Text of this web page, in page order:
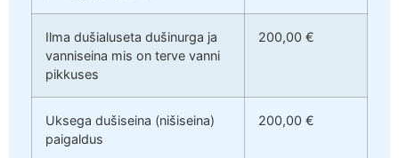
Ilma dušialuseta dušinurga ja
vanniseina mis on terve vanni
pikkuses
200,00 €
Uksega dušiseina (nišiseina)
paigaldus
200,00 €